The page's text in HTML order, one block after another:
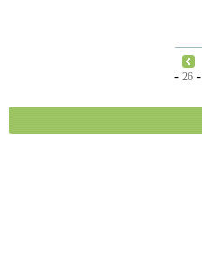
- 26 -